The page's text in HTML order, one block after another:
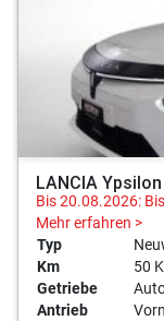
LANCIA
Bis 20.08.2026:
Mehr erfahren >
Typ
Km
50
Getriebe
Antrieb